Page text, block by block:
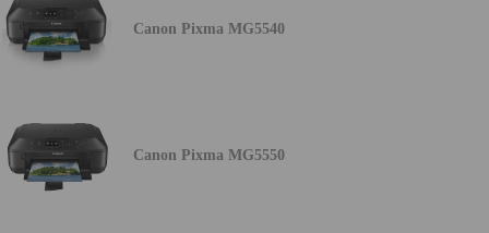
Canon Pixma MG5540
Canon Pixma MG5550